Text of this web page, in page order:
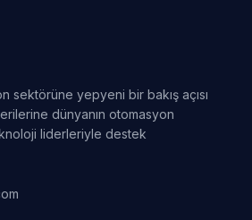
sektörüne yepyeni bir bakış açısı
dünyanın otomasyon
liderleriyle destek